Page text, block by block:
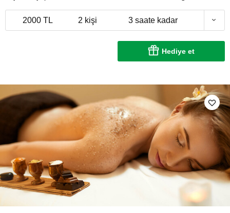
2000 TL 2 kişi 3 saate kadar
Hediye et